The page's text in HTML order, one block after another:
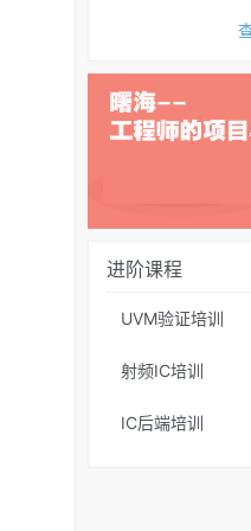
进阶课程
UVM验证培训
射频IC培训
IC后端培训